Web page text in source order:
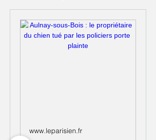
www.leparisien.fr